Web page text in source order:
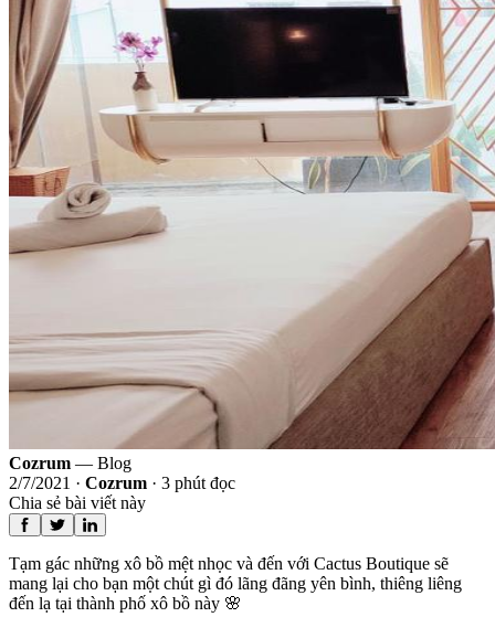
Cozrum — Blog
2/7/2021 · Cozrum · 3 phút đọc
Chia sẻ bài viết này
Tạm gác những xô bồ mệt nhọc và đến với Cactus Boutique sẽ
mang lại cho bạn một chút gì đó lãng đãng yên bình, thiêng liêng
đến lạ tại thành phố xô bồ này 🌸